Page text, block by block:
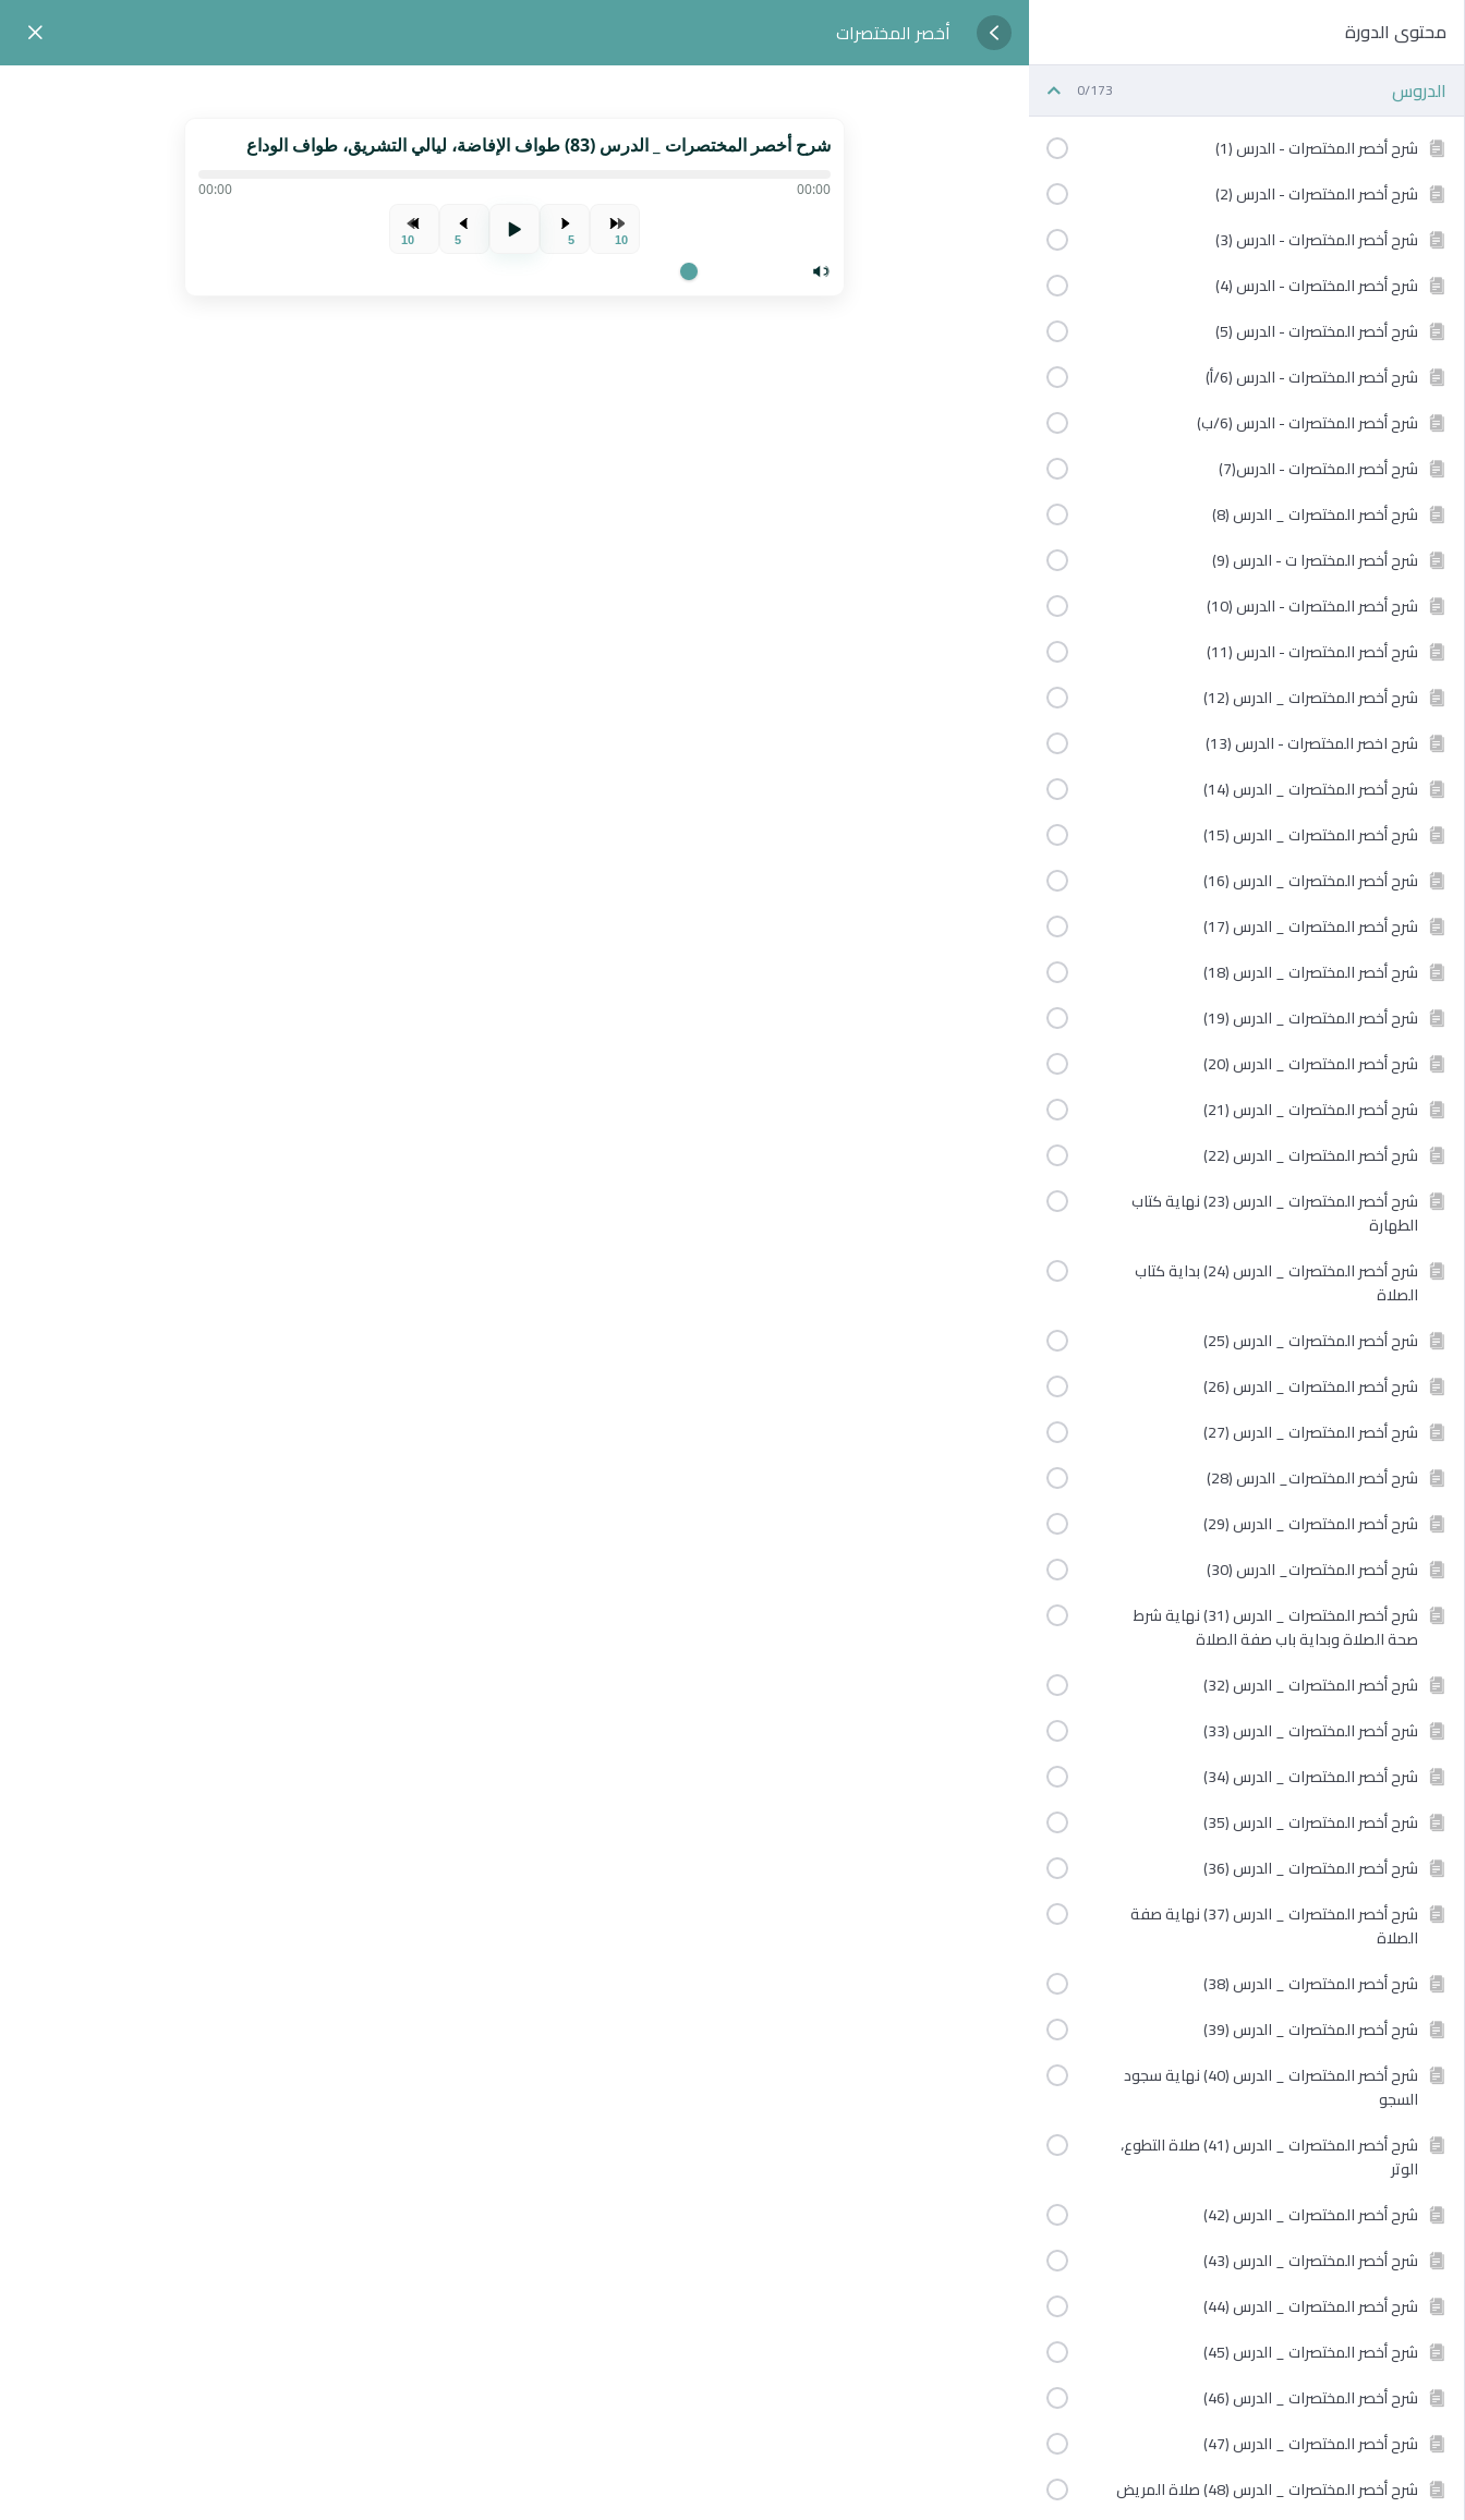
محتوى الدورة
الدروس
0/173
شرح أخصر المختصرات - الدرس (1)
شرح أخصر المختصرات - الدرس (2)
شرح أخصر المختصرات - الدرس (3)
شرح أخصر المختصرات - الدرس (4)
شرح أخصر المختصرات - الدرس (5)
شرح أخصر المختصرات - الدرس (6/أ)
شرح أخصر المختصرات - الدرس (6/ب)
شرح أخصر المختصرات - الدرس(7)
شرح أخصر المختصرات _ الدرس (8)
شرح أخصر المختصرا ت - الدرس (9)
شرح أخصر المختصرات - الدرس (10)
شرح أخصر المختصرات - الدرس (11)
شرح أخصر المختصرات _ الدرس (12)
شرح اخصر المختصرات - الدرس (13)
شرح أخصر المختصرات _ الدرس (14)
شرح أخصر المختصرات _ الدرس (15)
شرح أخصر المختصرات _ الدرس (16)
شرح أخصر المختصرات _ الدرس (17)
شرح أخصر المختصرات _ الدرس (18)
شرح أخصر المختصرات _ الدرس (19)
شرح أخصر المختصرات _ الدرس (20)
شرح أخصر المختصرات _ الدرس (21)
شرح أخصر المختصرات _ الدرس (22)
شرح أخصر المختصرات _ الدرس (23) نهاية كتاب
الطهارة
شرح أخصر المختصرات _ الدرس (24) بداية كتاب
الصلاة
شرح أخصر المختصرات _ الدرس (25)
شرح أخصر المختصرات _ الدرس (26)
شرح أخصر المختصرات _ الدرس (27)
شرح أخصر المختصرات_ الدرس (28)
شرح أخصر المختصرات _ الدرس (29)
شرح أخصر المختصرات_ الدرس (30)
شرح أخصر المختصرات _ الدرس (31) نهاية شرط
صحة الصلاة وبداية باب صفة الصلاة
شرح أخصر المختصرات _ الدرس (32)
شرح أخصر المختصرات _ الدرس (33)
شرح أخصر المختصرات _ الدرس (34)
شرح أخصر المختصرات _ الدرس (35)
شرح أخصر المختصرات _ الدرس (36)
شرح أخصر المختصرات _ الدرس (37) نهاية صفة
الصلاة
شرح أخصر المختصرات _ الدرس (38)
شرح أخصر المختصرات _ الدرس (39)
شرح أخصر المختصرات _ الدرس (40) نهاية سجود
السجو
شرح أخصر المختصرات _ الدرس (41) صلاة التطوع،
الوتر
شرح أخصر المختصرات _ الدرس (42)
شرح أخصر المختصرات _ الدرس (43)
شرح أخصر المختصرات _ الدرس (44)
شرح أخصر المختصرات _ الدرس (45)
شرح أخصر المختصرات _ الدرس (46)
شرح أخصر المختصرات _ الدرس (47)
شرح أخصر المختصرات _ الدرس (48) صلاة المريض
أخصر المختصرات
شرح أخصر المختصرات _ الدرس (83) طواف الإفاضة، ليالي التشريق، طواف الوداع
00:00
00:00
10
5
5
10